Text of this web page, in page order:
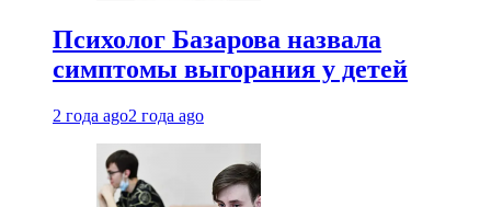
Психолог Базарова назвала
симптомы выгорания у детей
2 года ago2 года ago